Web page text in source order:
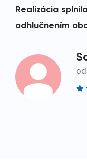
Realizácia
odhlučnením